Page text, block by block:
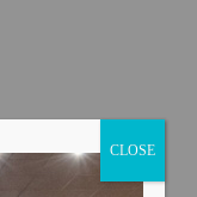
ΕΠΙΚΟΙΝΩΝΙΑ
CLOSE